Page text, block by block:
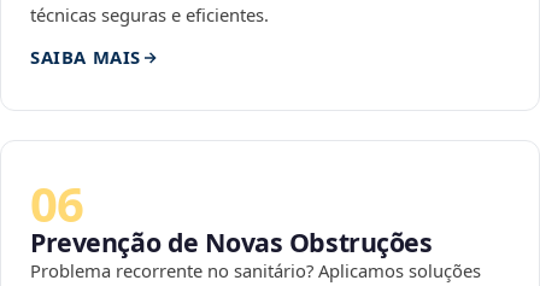
técnicas seguras e eficientes.
SAIBA MAIS
06
Prevenção de Novas Obstruções
Problema recorrente no sanitário? Aplicamos soluções